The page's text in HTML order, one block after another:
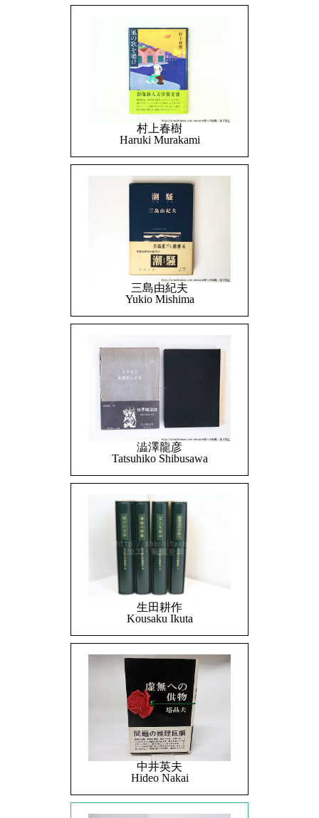
村上春樹
Haruki Murakami
三島由紀夫
Yukio Mishima
澁澤龍彦
Tatsuhiko Shibusawa
生田耕作
Kousaku Ikuta
中井英夫
Hideo Nakai